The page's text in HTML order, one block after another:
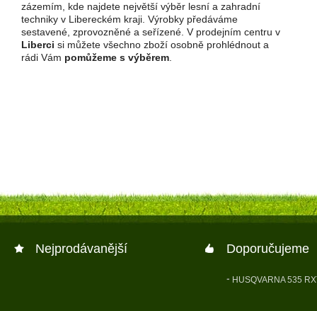
zázemím, kde najdete největší výběr lesní a zahradní
techniky v Libereckém kraji. Výrobky předáváme
sestavené, zprovozněné a seřízené. V prodejním centru v
Liberci si můžete všechno zboží osobně prohlédnout a
rádi Vám pomůžeme s výběrem
Nejprodávanější Doporučujeme
HUSQVARNA 535